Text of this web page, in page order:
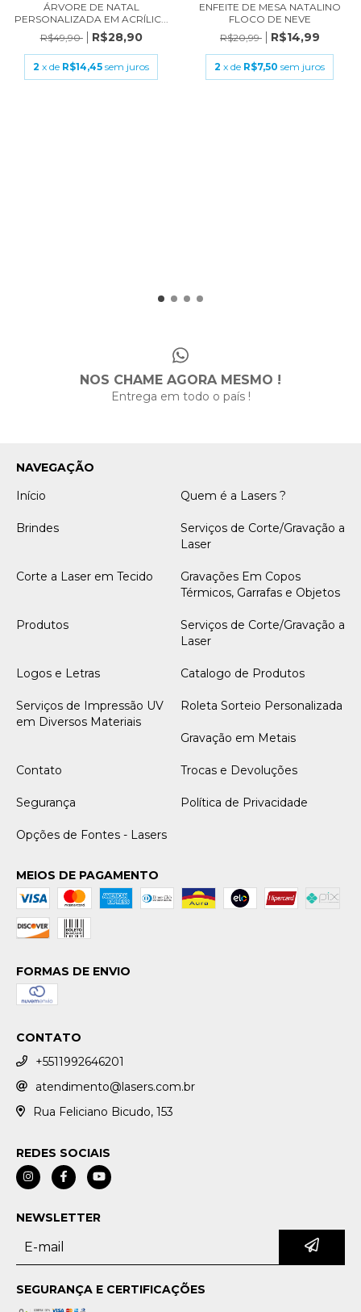
ÁRVORE DE NATAL
PERSONALIZADA EM ACRÍLIC...
R$49,90
R$28,90
2 x de R$14,45 sem juros
ENFEITE DE MESA NATALINO
FLOCO DE NEVE
R$20,99
R$14,99
2 x de R$7,50 sem juros
NOS CHAME AGORA MESMO !
Entrega em todo o país !
NAVEGAÇÃO
Início
Quem é a Lasers ?
Brindes
Serviços de Corte/Gravação a
Laser
Corte a Laser em Tecido
Gravações Em Copos
Térmicos, Garrafas e Objetos
Produtos
Serviços de Corte/Gravação a
Laser
Logos e Letras Catalogo de Produtos
Serviços de Impressão UV
em Diversos Materiais
Roleta Sorteio Personalizada
Gravação em Metais
Contato Trocas e Devoluções
Segurança Política de Privacidade
Opções de Fontes - Lasers
MEIOS DE PAGAMENTO
FORMAS DE ENVIO
CONTATO
+5511992646201
atendimento@lasers.com.br
Rua Feliciano Bicudo, 153
REDES SOCIAIS
NEWSLETTER
SEGURANÇA E CERTIFICAÇÕES